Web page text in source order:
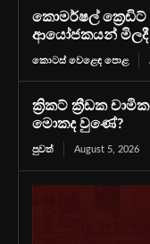
කොමර්ෂල්
ආයෝජකයන්
කොටස් වෙළෙඳ පොළ
ක්‍රිකට් ක්‍රීඩක
මොකද වුණේ?
පුවත් August 5, 2026